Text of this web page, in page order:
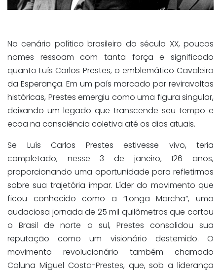
No cenário político brasileiro do século XX, poucos
nomes ressoam com tanta força e significado
quanto Luís Carlos Prestes, o emblemático Cavaleiro
da Esperança. Em um país marcado por reviravoltas
históricas, Prestes emergiu como uma figura singular,
deixando um legado que transcende seu tempo e
ecoa na consciência coletiva até os dias atuais.
Se Luís Carlos Prestes estivesse vivo, teria
completado, nesse 3 de janeiro, 126 anos,
proporcionando uma oportunidade para refletirmos
sobre sua trajetória ímpar. Líder do movimento que
ficou conhecido como a “Longa Marcha”, uma
audaciosa jornada de 25 mil quilômetros que cortou
o Brasil de norte a sul, Prestes consolidou sua
reputação como um visionário destemido. O
movimento revolucionário também chamado
Coluna Miguel Costa-Prestes, que, sob a liderança